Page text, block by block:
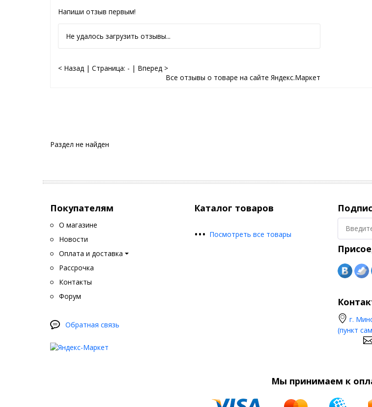
Напиши отзыв первым!
Не удалось загрузить отзывы...
< Назад | Страница: - | Вперед >
Все отзывы о товаре на сайте Яндекс.Маркет
Раздел не найден
Покупателям
О магазине
Новости
Оплата и доставка
Рассрочка
Контакты
Форум
Обратная связь
Каталог товаров
••• Посмотреть все товары
г.
(пункт
Мы принимаем к